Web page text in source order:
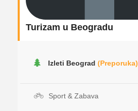
Turizam u Beogradu
Izleti Beograd (Preporuka)
Sport & Zabava